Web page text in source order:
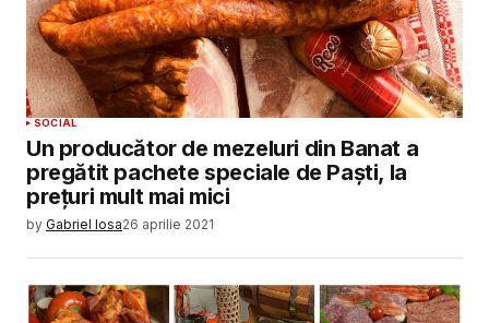
SOCIAL
Un producător de mezeluri din Banat a
pregătit pachete speciale de Paști, la
prețuri mult mai mici
by Gabriel Iosa26 aprilie 2021